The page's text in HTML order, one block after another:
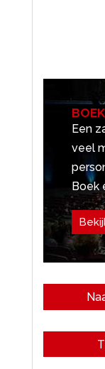
Een
veel
Boek